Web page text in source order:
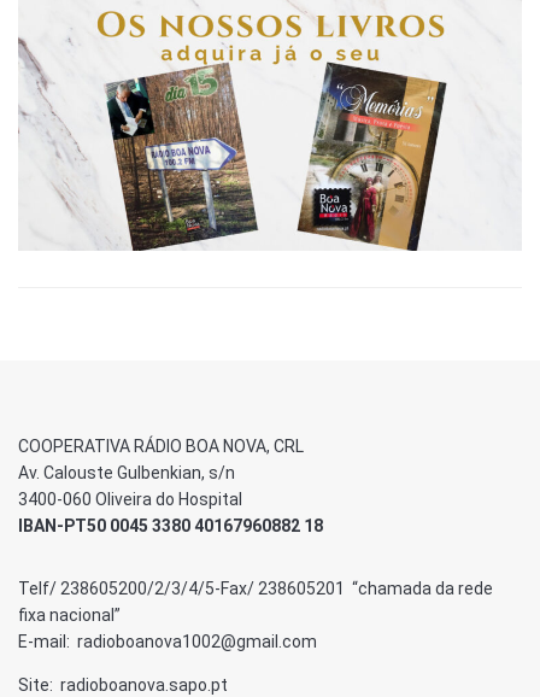
COOPERATIVA RÁDIO BOA NOVA, CRL
Av. Calouste Gulbenkian, s/n
3400-060 Oliveira do Hospital
IBAN-PT50 0045 3380 40167960882 18
Telf/ 238605200/2/3/4/5-Fax/ 238605201 “chamada da rede
fixa nacional”
E-mail: radioboanova1002@gmail.com
Site: radioboanova.sapo.pt